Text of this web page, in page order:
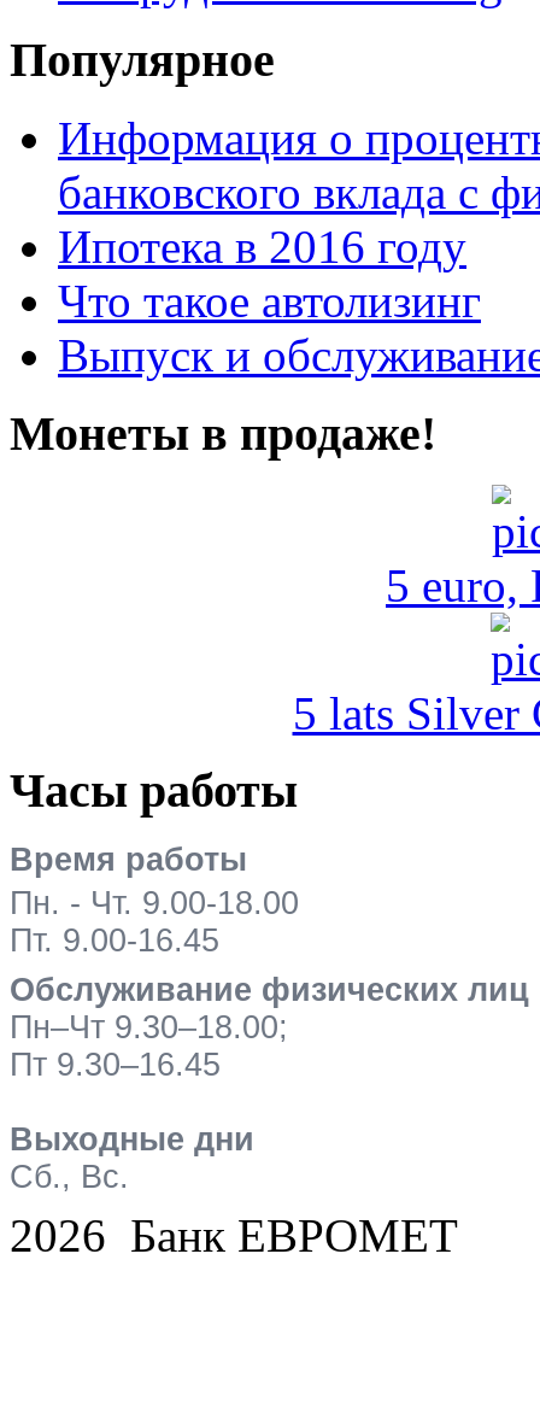
Популярное
Информация о
банковского вклада с
Ипотека в 2016 году
Что такое автолизинг
Выпуск и
Монеты в продаже!
5 euro,
5 lats Silver
Часы работы
Время работы
Пн. - Чт. 9.00-18.00
Пт. 9.00-16.45
Обслуживание физических лиц
Пн–Чт 9.30–18.00;
Пт 9.30–16.45
Выходные дни
Сб., Вс.
2026 Банк ЕВРОМЕТ